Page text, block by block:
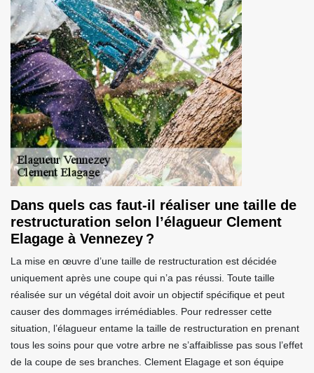
Dans quels cas faut-il réaliser une taille de
restructuration selon l’élagueur Clement
Elagage à Vennezey ?
La mise en œuvre d’une taille de restructuration est décidée
uniquement après une coupe qui n’a pas réussi. Toute taille
réalisée sur un végétal doit avoir un objectif spécifique et peut
causer des dommages irrémédiables. Pour redresser cette
situation, l’élagueur entame la taille de restructuration en prenant
tous les soins pour que votre arbre ne s’affaiblisse pas sous l’effet
de la coupe de ses branches. Clement Elagage et son équipe